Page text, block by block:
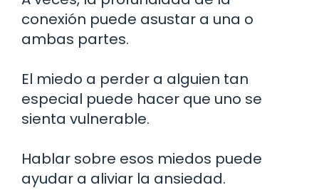
conexión puede asustar a una o
ambas partes.
El miedo a perder a alguien tan
especial puede hacer que uno se
sienta vulnerable.
Hablar sobre esos miedos puede
ayudar a aliviar la ansiedad.